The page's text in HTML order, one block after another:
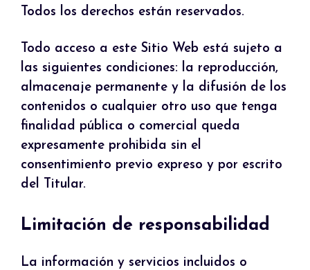
Todos los derechos están reservados.
Todo acceso a este Sitio Web está sujeto a
las siguientes condiciones: la reproducción,
almacenaje permanente y la difusión de los
contenidos o cualquier otro uso que tenga
finalidad pública o comercial queda
expresamente prohibida sin el
consentimiento previo expreso y por escrito
del Titular.
Limitación de responsabilidad
La información y servicios incluidos o